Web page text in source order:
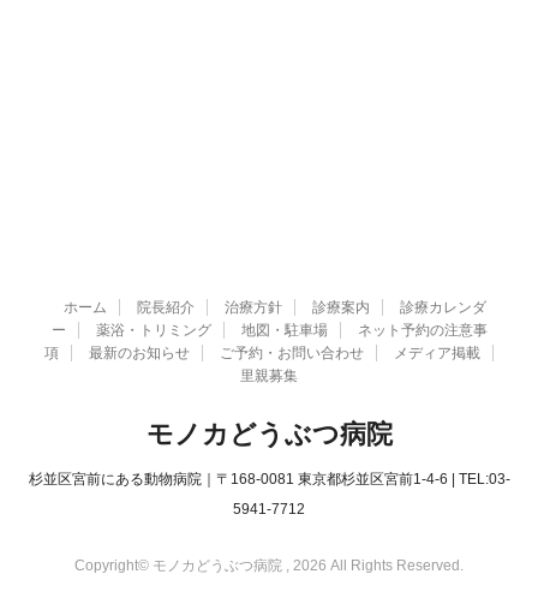
ホーム 院長紹介 治療方針 診療案内
診療カレンダ
ー
薬浴・トリミング 地図・駐車場
ネット予約の注意事
項
最新のお知らせ ご予約・お問い合わせ
メディア掲載
里親募集
モノカどうぶつ病院
杉並区宮前にある動物病院｜〒168-0081 東京都杉並区宮前1-4-6 | TEL:03-
5941-7712
Copyright© モノカどうぶつ病院 , 2026 All Rights Reserved.